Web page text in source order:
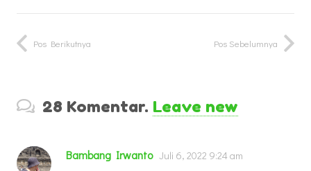
Pos Sebelumnya
Pos Berikutnya
28 Komentar. Leave new
Bambang Irwanto Juli 6, 2022 9:24 am